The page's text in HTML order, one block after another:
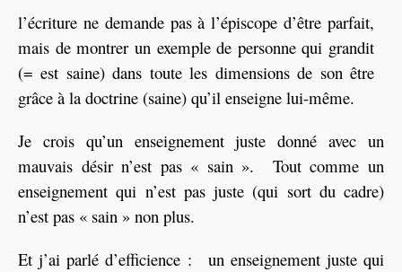
l’écriture ne demande pas à l’épiscope d’être parfait,
mais de montrer un exemple de personne qui grandit
(= est saine) dans toute les dimensions de son être
grâce à la doctrine (saine) qu’il enseigne lui-même.
Je crois qu’un enseignement juste donné avec un
mauvais désir n’est pas « sain ». Tout comme un
enseignement qui n’est pas juste (qui sort du cadre)
n’est pas « sain » non plus.
Et j’ai parlé d’efficience : un enseignement juste qui